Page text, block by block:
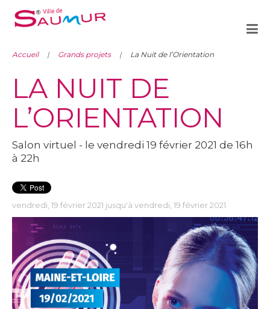
Accueil Grands projets La Nuit de l’Orientation
LA NUIT DE
L’ORIENTATION
Salon virtuel - le vendredi 19 février 2021 de 16h
à 22h
vendredi, 19 février 2021 jusqu'à vendredi, 19 février 2021